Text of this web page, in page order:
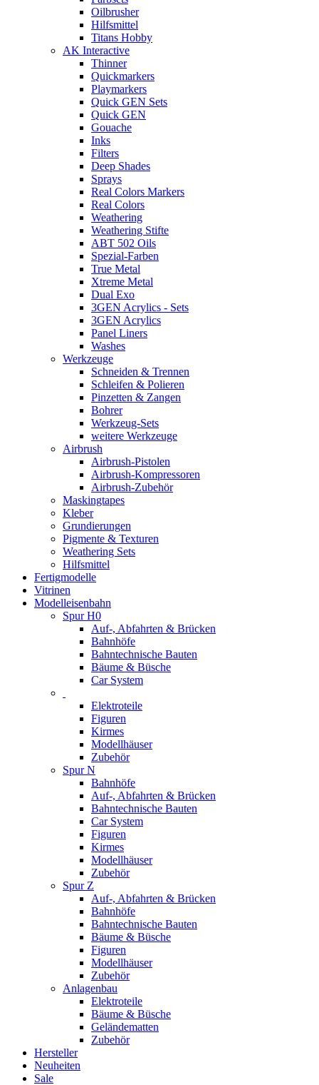
Oilbrusher
Hilfsmittel
Titans Hobby
AK Interactive
Thinner
Quickmarkers
Playmarkers
Quick GEN Sets
Quick GEN
Gouache
Inks
Filters
Deep Shades
Sprays
Real Colors Markers
Real Colors
Weathering
Weathering Stifte
ABT 502 Oils
Spezial-Farben
True Metal
Xtreme Metal
Dual Exo
3GEN Acrylics - Sets
3GEN Acrylics
Panel Liners
Washes
Werkzeuge
Schneiden & Trennen
Schleifen & Polieren
Pinzetten & Zangen
Bohrer
Werkzeug-Sets
weitere Werkzeuge
Airbrush
Airbrush-Pistolen
Airbrush-Kompressoren
Airbrush-Zubehör
Maskingtapes
Kleber
Grundierungen
Pigmente & Texturen
Weathering Sets
Hilfsmittel
Fertigmodelle
Vitrinen
Modelleisenbahn
Spur H0
Auf-, Abfahrten & Brücken
Bahnhöfe
Bahntechnische Bauten
Bäume & Büsche
Car System
Elektroteile
Figuren
Kirmes
Modellhäuser
Zubehör
Spur N
Bahnhöfe
Auf-, Abfahrten & Brücken
Bahntechnische Bauten
Car System
Figuren
Kirmes
Modellhäuser
Zubehör
Spur Z
Auf-, Abfahrten & Brücken
Bahnhöfe
Bahntechnische Bauten
Bäume & Büsche
Figuren
Modellhäuser
Zubehör
Anlagenbau
Elektroteile
Bäume & Büsche
Geländematten
Zubehör
Hersteller
Neuheiten
Sale